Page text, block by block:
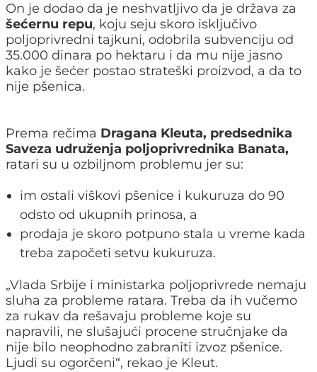
On je dodao da je neshvatljivo da je država za
šećernu repu, koju seju skoro isključivo
poljoprivredni tajkuni, odobrila subvenciju od
35.000 dinara po hektaru i da mu nije jasno
kako je šećer postao strateški proizvod, a da to
nije pšenica.
Prema rečima Dragana Kleuta, predsednika
Saveza udruženja poljoprivrednika Banata,
ratari su u ozbiljnom problemu jer su:
im ostali viškovi pšenice i kukuruza do 90
odsto od ukupnih prinosa, a
prodaja je skoro potpuno stala u vreme kada
treba započeti setvu kukuruza.
„Vlada Srbije i ministarka poljoprivrede nemaju
sluha za probleme ratara. Treba da ih vučemo
za rukav da rešavaju probleme koje su
napravili, ne slušajući procene stručnjake da
nije bilo neophodno zabraniti izvoz pšenice.
Ljudi su ogorčeni“, rekao je Kleut.